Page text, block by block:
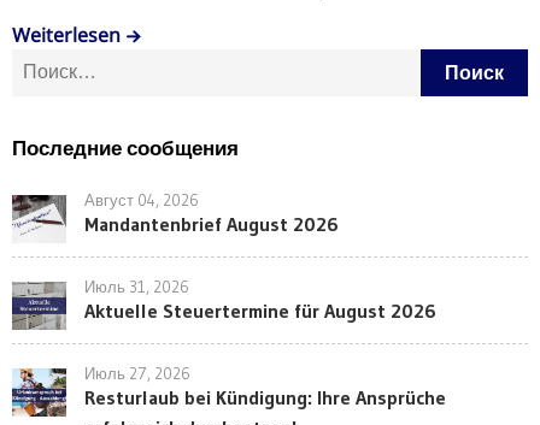
Weiterlesen
Найти:
Последние сообщения
Август 04, 2026
Mandantenbrief August 2026
Июль 31, 2026
Aktuelle Steuertermine für August 2026
Июль 27, 2026
Resturlaub bei Kündigung: Ihre Ansprüche